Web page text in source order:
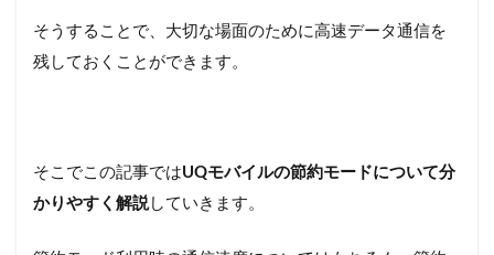
そうすることで、大切な場面のために高速データ通信を
残しておくことができます。
そこでこの記事ではUQモバイルの節約モードについて分
かりやすく解説 していきます。